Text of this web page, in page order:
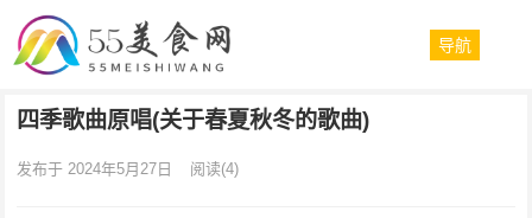
导航
四季歌曲原唱(关于春夏秋冬的歌曲)
发布于 2024年5月27日 阅读(4)